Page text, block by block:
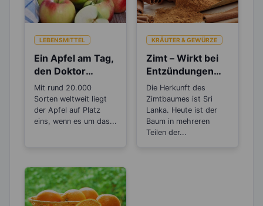
LEBENSMITTEL
Ein Apfel am Tag,
den Doktor
gespart – Stimmt
das wirklich?
Mit rund 20.000
Sorten weltweit liegt
der Apfel auf Platz
eins, wenn es um das...
KRÄUTER & GEWÜRZE
Zimt – Wirkt bei
Entzündungen
und Rheuma
Die Herkunft des
Zimtbaumes ist Sri
Lanka. Heute ist der
Baum in mehreren
Teilen der...